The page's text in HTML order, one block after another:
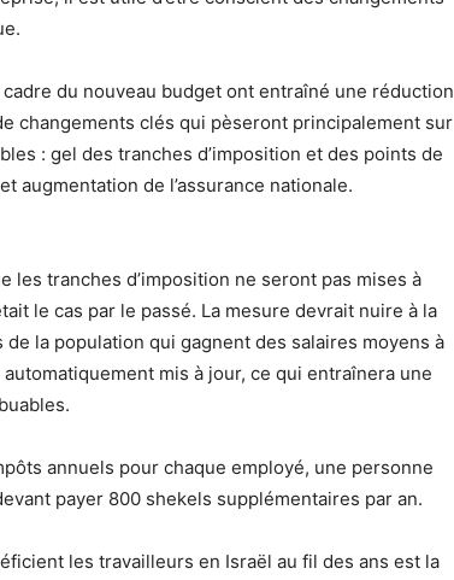
du nouveau budget ont entraîné une réduction
changements clés qui pèseront principalement sur
: gel des tranches d’imposition et des points de
augmentation de l’assurance nationale.
les tranches d’imposition ne seront pas mises à
le cas par le passé. La mesure devrait nuire à la
la population qui gagnent des salaires moyens à
mis à jour, ce qui entraînera une
annuels pour chaque employé, une personne
payer 800 shekels supplémentaires par an.
les travailleurs en Israël au fil des ans est la